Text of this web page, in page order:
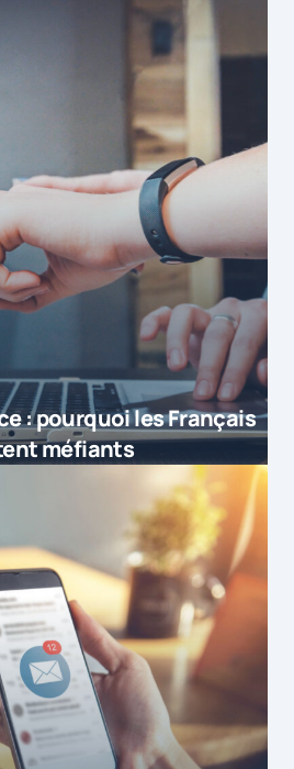
: pourquoi les Français
méfiants